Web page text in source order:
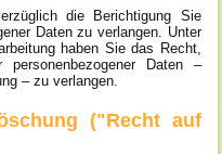
die Berichtigung Sie
Daten zu verlangen. Unter
haben Sie das Recht,
personenbezogener Daten –
– zu verlangen.
("Recht auf